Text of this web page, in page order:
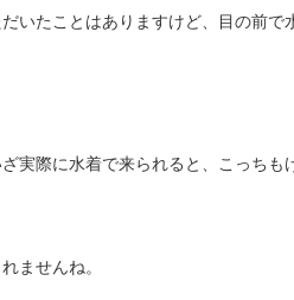
いたことはありますけど、目の前で
実際に水着で来られると、こっちも
ませんね。